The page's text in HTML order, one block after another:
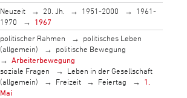
Neuzeit 20. Jh. 1951-2000
1961-
1970
1967
politischer Rahmen
politisches Leben
(allgemein)
politische Bewegung
Arbeiterbewegung
soziale Fragen
Leben in der Gesellschaft
(allgemein)
Freizeit Feiertag
1.
Mai